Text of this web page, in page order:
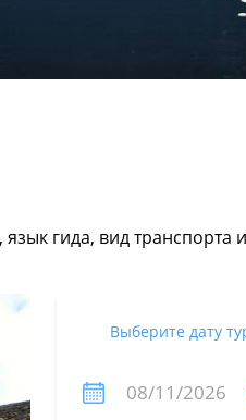
язык гида, вид
Выберите дату